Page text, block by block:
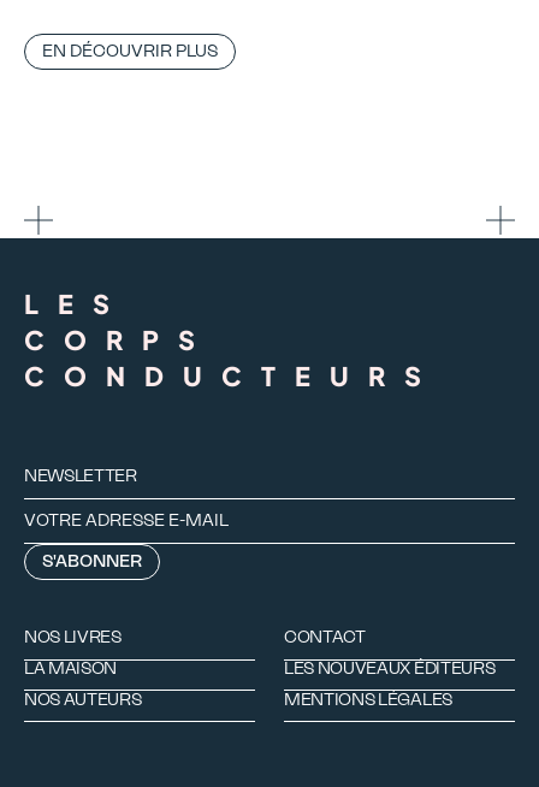
EN DÉCOUVRIR PLUS
LES
CORPS
CONDUCTEURS
NEWSLETTER
NOS LIVRES
LA MAISON
NOS AUTEURS
CONTACT
LES NOUVEAUX ÉDITEURS
MENTIONS LÉGALES